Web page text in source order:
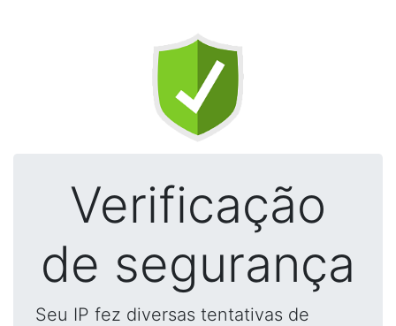
Verificação
de segurança
Seu IP fez diversas tentativas de